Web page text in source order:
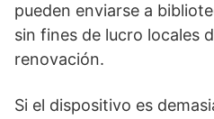
pueden enviarse a
sin fines de lucro locales
renovación.
Si el dispositivo es